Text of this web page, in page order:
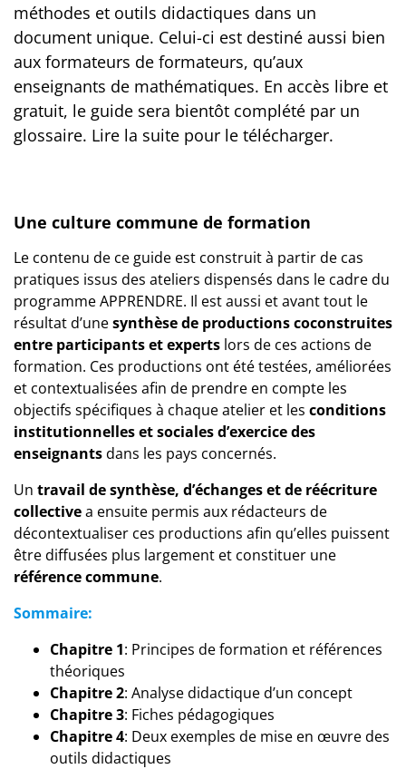
méthodes et outils didactiques dans un
document unique. Celui-ci est destiné aussi bien
aux formateurs de formateurs, qu’aux
enseignants de mathématiques. En accès libre et
gratuit, le guide sera bientôt complété par un
glossaire. Lire la suite pour le télécharger.
Une culture commune de formation
Le contenu de ce guide est construit à partir de cas
pratiques issus des ateliers dispensés dans le cadre du
programme APPRENDRE. Il est aussi et avant tout le
résultat d’unesynthèse de productions coconstruites
entre participants et experts lors de ces actions de
formation. Ces productions ont été testées, améliorées
et contextualisées afin de prendre en compte les
objectifs spécifiques à chaque atelier et les conditions
institutionnelles et sociales d’exercice des
enseignantsdans les pays concernés.
Un travail de synthèse, d’échanges et de réécriture
collectivea ensuite permis aux rédacteurs de
décontextualiser ces productions afin qu’elles puissent
être diffusées plus largement et constituer une
référence commune.
Sommaire:
Chapitre 1: Principes de formation et références
théoriques
Chapitre 2: Analyse didactique d’un concept
Chapitre 3: Fiches pédagogiques
Chapitre 4: Deux exemples de mise en œuvre des
outils didactiques